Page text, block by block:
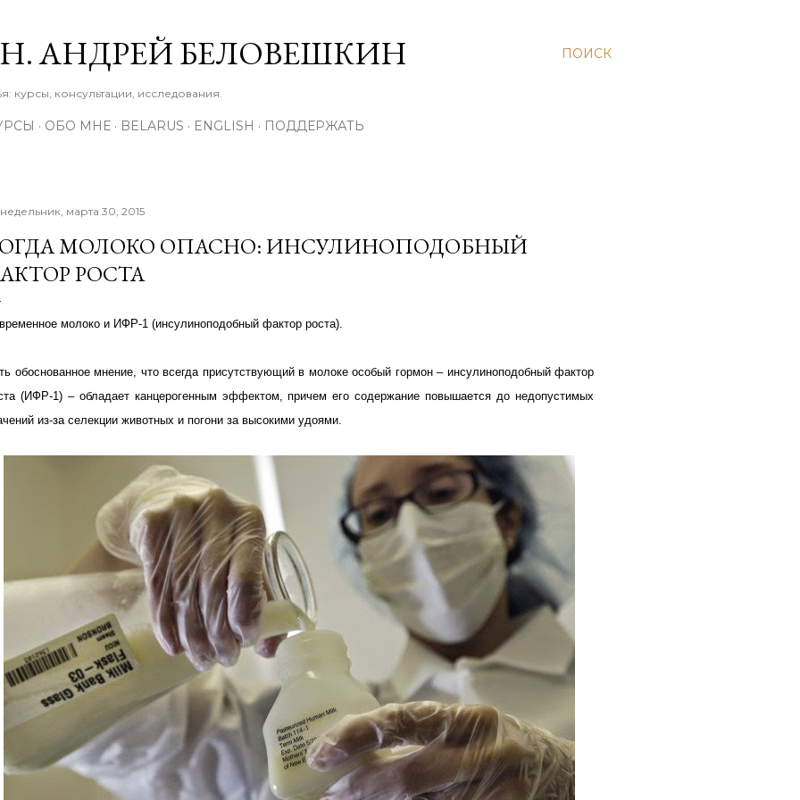
ПОИСК
АНДРЕЙ БЕЛОВЕШКИН
курсы, консультации, исследования.
ОБО МНЕ BELARUS ENGLISH ПОДДЕРЖАТЬ
марта 30, 2015
МОЛОКО ОПАСНО: ИНСУЛИНОПОДОБНЫЙ
РОСТА
молоко и ИФР-1 (инсулиноподобный фактор роста).
обоснованное мнение, что всегда присутствующий в молоке особый гормон – инсулиноподобный фактор
(ИФР-1) – обладает канцерогенным эффектом, причем его содержание повышается до недопустимых
из-за селекции животных и погони за высокими удоями.